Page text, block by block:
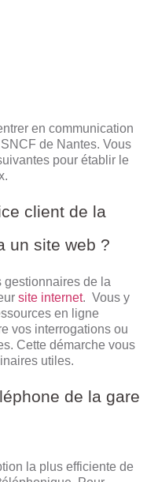
en communication
de Nantes. Vous
pour établir le
client de la
un site web ?
gestionnaires de la
site internet. Vous y
en ligne
vos interrogations ou
Cette démarche vous
utiles.
de la gare
la plus efficiente de